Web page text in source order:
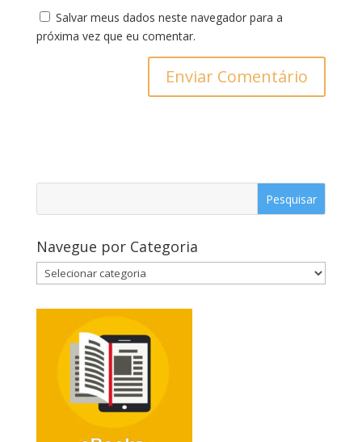
Salvar meus dados neste navegador para a
próxima vez que eu comentar.
Navegue por Categoria